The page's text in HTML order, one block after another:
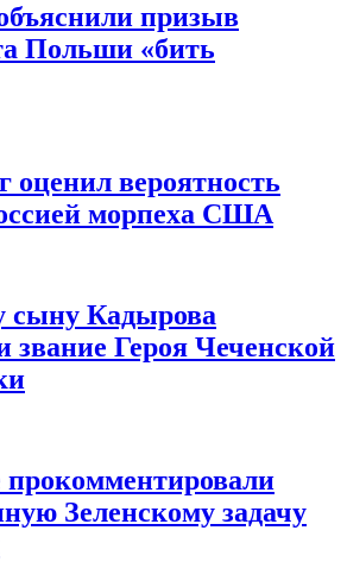
призыв
Польши «бить
оценил вероятность
морпеха США
сыну Кадырова
звание Героя Чеченской
прокомментировали
Зеленскому задачу